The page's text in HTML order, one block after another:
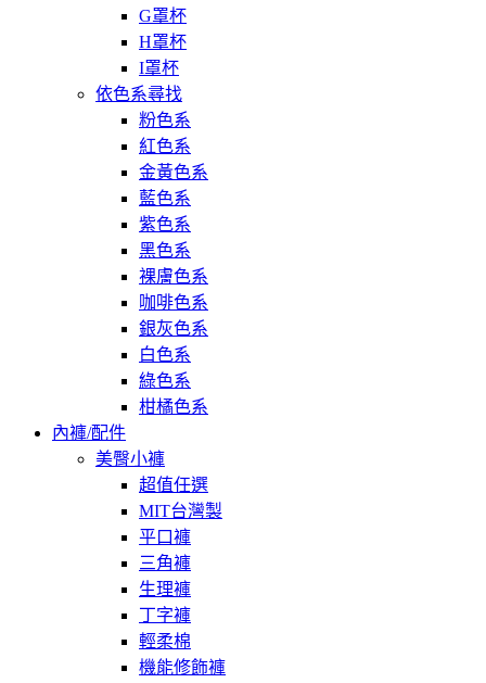
G罩杯
H罩杯
I罩杯
依色系尋找
粉色系
紅色系
金黃色系
藍色系
紫色系
黑色系
裸膚色系
咖啡色系
銀灰色系
白色系
綠色系
柑橘色系
內褲/配件
美臀小褲
超值任選
MIT台灣製
平口褲
三角褲
生理褲
丁字褲
輕柔棉
機能修飾褲